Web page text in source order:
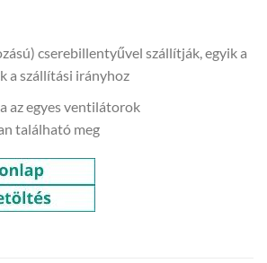
cserebillentyűvel szállítják, egyik a
a szállítási irányhoz
az egyes ventilátorok
található meg